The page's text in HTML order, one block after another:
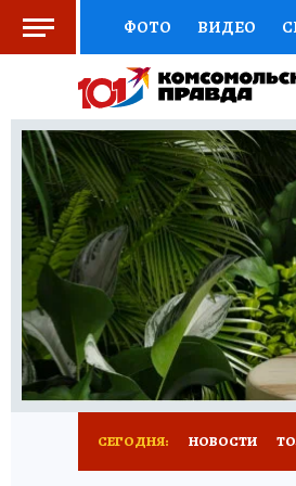
ФОТО ВИДЕО
СОЦПОДДЕРЖКА
ВЫБОР ЭКСПЕРТОВ
КНИЖНАЯ ПОЛКА
ПРЕСС-ЦЕНТР
РАДИО КП
СЕГОДНЯ: НОВОСТИ